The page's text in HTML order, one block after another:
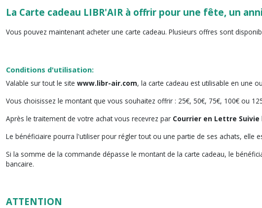
La Carte cadeau LIBR'AIR à offrir pour une fête, un
Vous pouvez maintenant acheter une carte cadeau. Plusieurs offres sont
Conditions d'utilisation:
Valable sur tout le site www.libr-air.com, la carte cadeau est utilisable en une
Vous choisissez le montant que vous souhaitez offrir : 25€, 50€, 75€, 100€ ou
Après le traitement de votre achat vous recevrez par Courrier en Lettre Suivie
Le bénéficiaire pourra l'utiliser pour régler tout ou une partie de ses achats,
Si la somme de la commande dépasse le montant de la carte cadeau, le
bancaire.
ATTENTION